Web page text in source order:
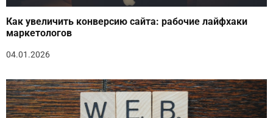
Как увеличить конверсию сайта: рабочие лайфхаки
маркетологов
04.01.2026